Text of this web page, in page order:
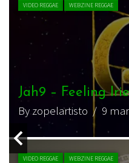
VIDEO REGGAE WEBZINE
Jah9 –
By salomon_roots
ACTU REGGAE WEBZINE